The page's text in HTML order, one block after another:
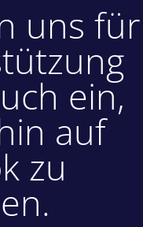
uns für
ein,
auf
zu